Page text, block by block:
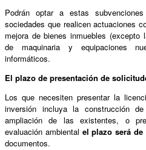
Podrán optar a estas
sociedades que realicen actuaciones
mejora de bienes inmuebles
de maquinaria y equipaciones
informáticos.
El plazo de presentación de
Los que necesiten presentar la
inversión incluya la construcción
ampliación de las existentes, o
evaluación ambiental el plazo será de
documentos.